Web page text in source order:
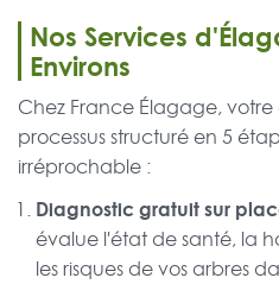
Nos Services
Environs
Chez France Élagage,
processus structuré en 5
irréprochable :
Diagnostic gratuit sur
évalue l'état de santé, la
les risques de vos arbres